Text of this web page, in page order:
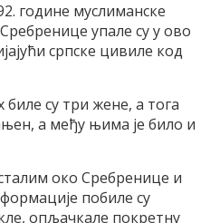
године муслиманске
упале су у ово
српске цивиле код
биле су три жене, а тога
а међу њима је било и
око Сребренице и
побиле су
опљачкале покретну